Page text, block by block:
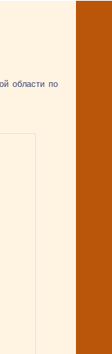
области по